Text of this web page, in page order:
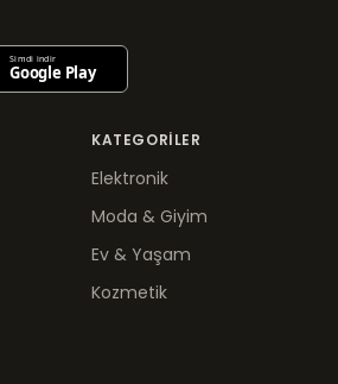
KATEGORILER
Elektronik
Moda & Giyim
Ev & Yaşam
Kozmetik